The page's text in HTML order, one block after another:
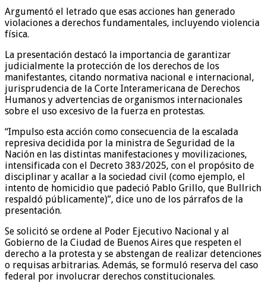
Argumentó el letrado que esas acciones han generado
violaciones a derechos fundamentales, incluyendo violencia
física.
La presentación destacó la importancia de garantizar
judicialmente la protección de los derechos de los
manifestantes, citando normativa nacional e internacional,
jurisprudencia de la Corte Interamericana de Derechos
Humanos y advertencias de organismos internacionales
sobre el uso excesivo de la fuerza en protestas.
“Impulso esta acción como consecuencia de la escalada
represiva decidida por la ministra de Seguridad de la
Nación en las distintas manifestaciones y movilizaciones,
intensificada con el Decreto 383/2025, con el propósito de
disciplinar y acallar a la sociedad civil (como ejemplo, el
intento de homicidio que padeció Pablo Grillo, que Bullrich
respaldó públicamente)”, dice uno de los párrafos de la
presentación.
Se solicitó se ordene al Poder Ejecutivo Nacional y al
Gobierno de la Ciudad de Buenos Aires que respeten el
derecho a la protesta y se abstengan de realizar detenciones
o requisas arbitrarias. Además, se formuló reserva del caso
federal por involucrar derechos constitucionales.